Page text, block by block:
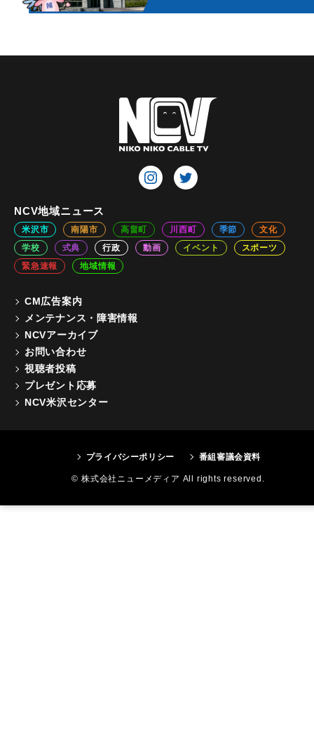
NCV地域ニュース
米沢市 南陽市 高畠町 川西町 季節
文化
学校
式典 行政 動画 イベント
スポーツ
緊急速報
地域情報
CM広告案内
メンテナンス・障害情報
NCVアーカイブ
お問い合わせ
視聴者投稿
プレゼント応募
NCV米沢センター
プライバシーポリシー 番組審議会資料
© 株式会社ニューメディア All rights reserved.